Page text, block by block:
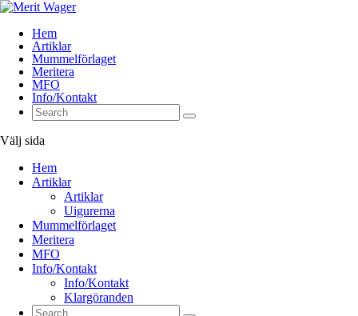
Hem
Artiklar
Mummelförlaget
Meritera
MFO
Info/Kontakt
Välj sida
Hem
Artiklar
Artiklar
Uigurerna
Mummelförlaget
Meritera
MFO
Info/Kontakt
Info/Kontakt
Klargöranden